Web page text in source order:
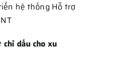
hệ thống Hỗ trợ
dấu cho xu